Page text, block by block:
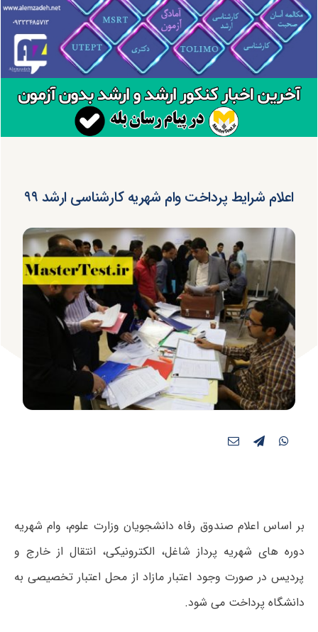
اعلام شرایط پرداخت وام شهریه کارشناسی ارشد ۹۹
بر اساس اعلام صندوق رفاه دانشجویان وزارت علوم، وام شهریه
دوره های شهریه پرداز شاغل، الکترونیکی، انتقال از خارج و
پردیس در صورت وجود اعتبار مازاد از محل اعتبار تخصیصی به
دانشگاه پرداخت می شود.